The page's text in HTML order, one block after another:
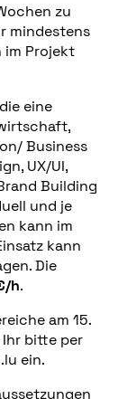
zu
mindestens
im Projekt
eine
Business
UX/UI,
Building
und je
kann im
kann
Die
h.
am 15.
Ihr bitte per
ein.